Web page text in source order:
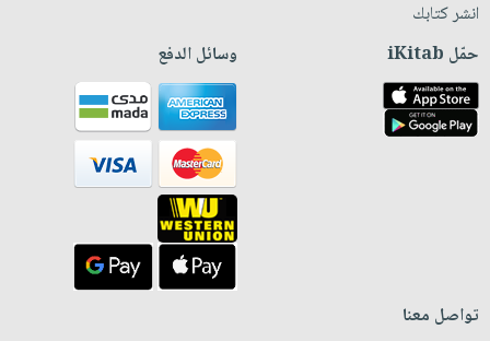
انشر كتابك
حمّل iKitab وسائل الدفع
تواصل معنا